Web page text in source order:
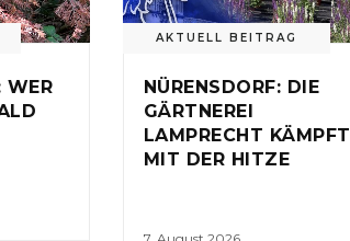
WER
AKTUELL BEITRAG
NÜRENSDORF: DIE
GÄRTNEREI
LAMPRECHT KÄMPFT
MIT DER HITZE